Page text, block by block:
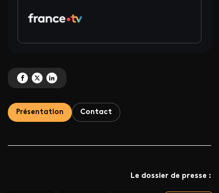
Partagez 'Line up : Les courts métrages ' sur Facebook
Partagez 'Line up : Les courts métrages ' sur X
Partagez 'Line up : Les courts métrages ' sur LinkedIn
Présentation Contact
Le dossier de presse :